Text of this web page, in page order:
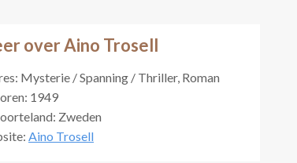
over Aino Trosell
Mysterie / Spanning / Thriller, Roman
1949
Zweden
Aino Trosell